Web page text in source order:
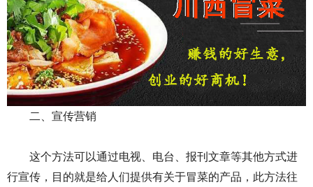
二、宣传营销
这个方法可以通过电视、电台、报刊文章等其他方式进
行宣传，目的就是给人们提供有关于冒菜的产品，此方法往